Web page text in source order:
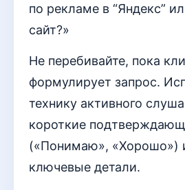
по рекламе в “Яндекс”
сайт?»
Не перебивайте, пока
формулирует запрос.
технику активного
короткие
(«Понимаю», «Хорошо»)
ключевые детали.